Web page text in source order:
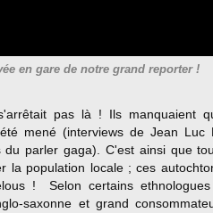
en gare de notre grand reporter !
pas là ! Ils manquaient
mené (interviews de Jean
du parler gaga). C'est ainsi que
la population locale ; ces
! Selon certains
saxonne et grand